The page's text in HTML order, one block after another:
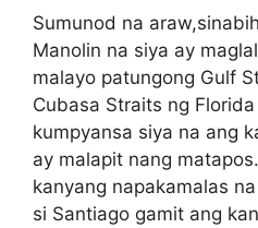
Sumunod na
Manolin na siya ay
malayo patungong Gulf
Cubasa Straits ng
kumpyansa siya na ang
ay malapit nang
kanyang napakamalas
si Santiago gamit ang